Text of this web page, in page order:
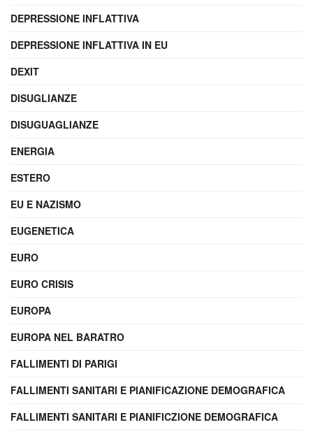
DEPRESSIONE INFLATTIVA
DEPRESSIONE INFLATTIVA IN EU
DEXIT
DISUGLIANZE
DISUGUAGLIANZE
ENERGIA
ESTERO
EU E NAZISMO
EUGENETICA
EURO
EURO CRISIS
EUROPA
EUROPA NEL BARATRO
FALLIMENTI DI PARIGI
FALLIMENTI SANITARI E PIANIFICAZIONE DEMOGRAFICA
FALLIMENTI SANITARI E PIANIFICZIONE DEMOGRAFICA